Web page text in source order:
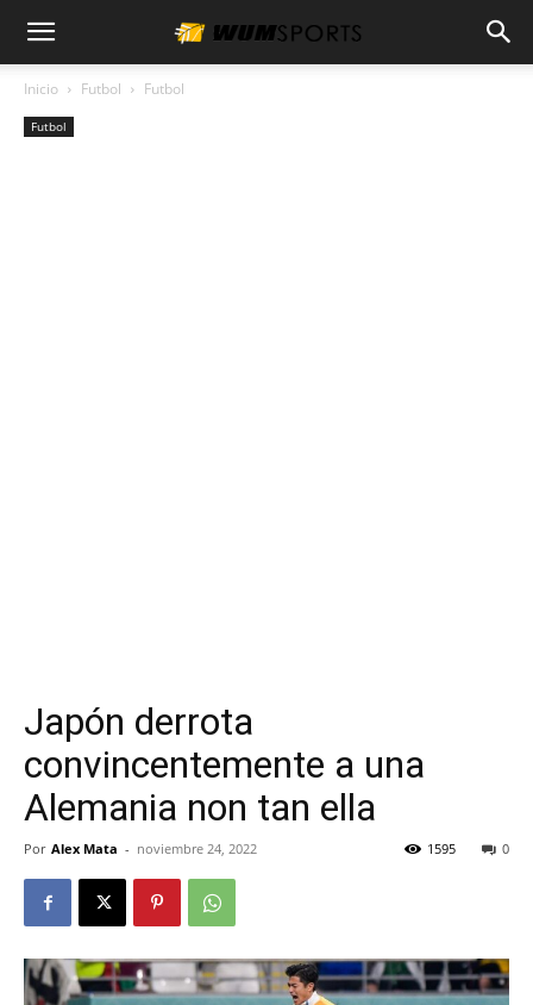
Inicio Futbol Futbol
Futbol
Japón derrota
convincentemente a una
Alemania non tan ella
Por Alex Mata - noviembre 24, 2022 0
1595